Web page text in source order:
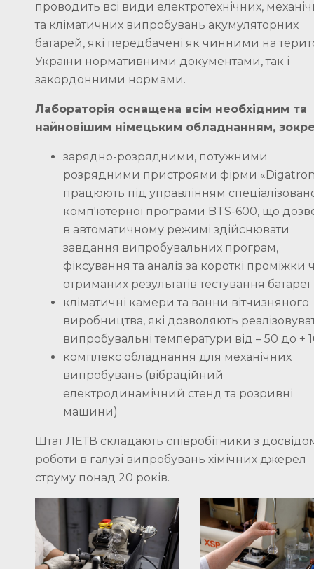
проводить всі види електротехнічних,
та кліматичних випробувань акумуляторних
батарей, які передбачені як чинними на
України нормативними документами, так і
закордонними нормами.
Лабораторія оснащена всім необхідним та
найновішим німецьким обладнанням,
зарядно-розрядними, потужними
розрядними пристроями фірми
працюють під управлінням
комп'ютерної програми BTS-600, що
в автоматичному режимі здійснювати
завдання випробувальних програм,
фіксування та аналіз за короткі проміжки
отриманих результатів тестування батареї
кліматичні камери та ванни вітчизняного
виробництва, які дозволяють
випробувальні температури від – 50 до +
комплекс обладнання для механічних
випробувань (вібраційний
електродинамічний стенд та розривні
машини)
Штат ЛЕТВ складають співробітники з
роботи в галузі випробувань хімічних джерел
струму понад 20 років.